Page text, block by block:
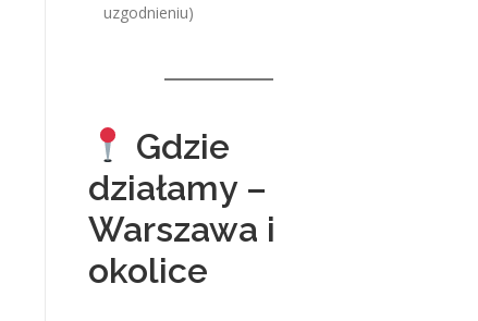
uzgodnieniu)
Gdzie
działamy –
Warszawa i
okolice